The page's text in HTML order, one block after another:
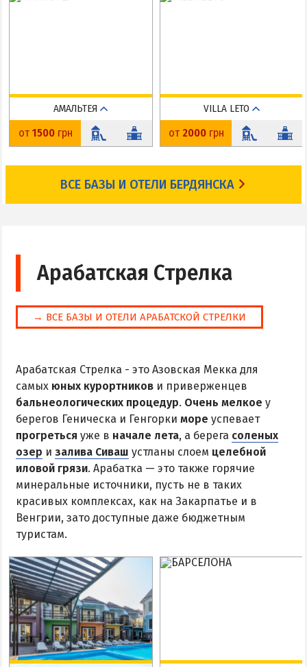
АМАЛЬТЕЯ
Средняя коса
До пляжа: 50 м
На карте
от 1500грн
VILLA LETO
Средняя коса
До пляжа: 200 м
На карте
от 2000грн
ВСЕ БАЗЫ И ОТЕЛИ БЕРДЯНСКА
Арабатская Стрелка
→ ВСЕ БАЗЫ И ОТЕЛИ АРАБАТСКОЙ СТРЕЛКИ
Арабатская Стрелка - это Азовская Мекка для
самых юных курортников и приверженцев
бальнеологических процедур. Очень мелкое у
берегов Геническа и Генгорки море успевает
прогреться уже в начале лета, а берега соленых
озер и залива Сиваш устланы слоем целебной
иловой грязи. Арабатка — это также горячие
минеральные источники, пусть не в таких
красивых комплексах, как на Закарпатье и в
Венгрии, зато доступные даже бюджетным
туристам.